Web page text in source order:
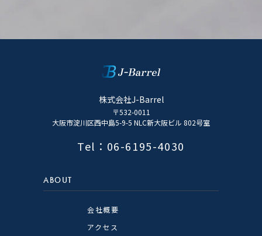
株式会社J-Barrel
〒532-0011
大阪市淀川区西中島5-9-5 NLC新大阪ビル 802号室
Tel：06-6195-4030
ABOUT
会社概要
アクセス